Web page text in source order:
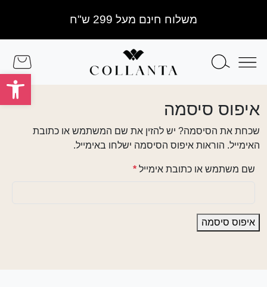
משלוח חינם מעל 299 ש"ח
Menu
Search
Cart
איפוס סיסמה
שכחת את הסיסמה? יש להזין את שם המשתמש או כתובת
האימייל. הוראות איפוס הסיסמה ישלחו באימייל.
שם משתמש או כתובת אימייל *ח
איפוס סיסמה